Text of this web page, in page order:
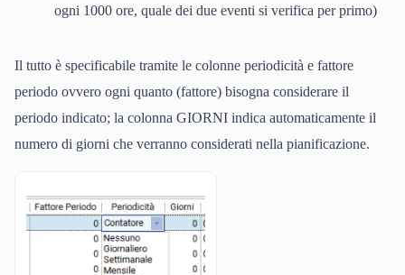
ogni 1000 ore, quale dei due eventi si verifica per primo)
Il tutto è specificabile tramite le colonne periodicità e fattore
periodo ovvero ogni quanto (fattore) bisogna considerare il
periodo indicato; la colonna GIORNI indica automaticamente il
numero di giorni che verranno considerati nella pianificazione.